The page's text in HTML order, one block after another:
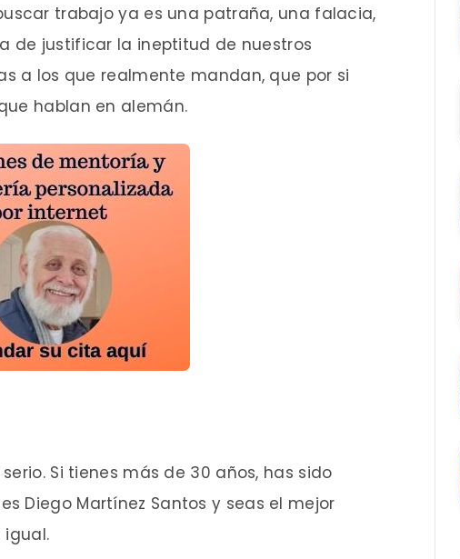
trabajo ya es una patraña, una falacia,
de justificar la ineptitud de nuestros
a los que realmente mandan, que por si
hablan en alemán.
Si tienes más de 30 años, has sido
Diego Martínez Santos y seas el mejor
igual.